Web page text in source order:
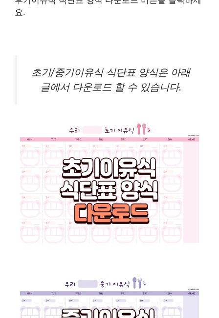
요.
초기/중기이유식 식단표 양식은 아래
글에서 다운로드 할 수 있습니다.